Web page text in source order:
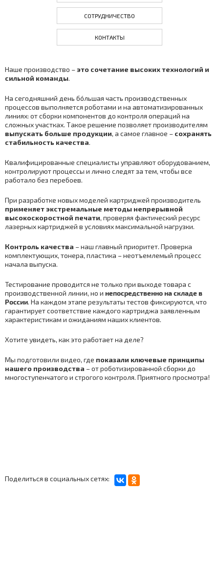
СОТРУДНИЧЕСТВО
КОНТАКТЫ
Наше производство –это сочетание высоких технологий и
сильной команды.
На сегодняшний день бо́льшая часть производственных
процессов выполняется роботами и на автоматизированных
линиях: от сборки компонентов до контроля операций на
сложных участках. Такое решение позволяет производителям
выпускать больше продукции, а самое главное – сохранять
стабильность качества.
Квалифицированные специалисты управляют оборудованием,
контролируют процессы и лично следят за тем, чтобы все
работало без перебоев.
При разработке новых моделей картриджей производитель
применяет экстремальные методы непрерывной
высокоскоростной печати, проверяя фактический ресурс
лазерных картриджей в условиях максимальной нагрузки.
Контроль качества – наш главный приоритет. Проверка
комплектующих, тонера, пластика – неотъемлемый процесс
начала выпуска.
Тестирование проводится не только при выходе товара с
производственной линии, но и непосредственно на складе в
России. На каждом этапе результаты тестов фиксируются, что
гарантирует соответствие каждого картриджа заявленным
характеристикам и ожиданиям наших клиентов.
Хотите увидеть, как это работает на деле?
Мы подготовили видео, где показали ключевые принципы
нашего производства – от роботизированной сборки до
многоступенчатого и строгого контроля. Приятного просмотра!
Поделиться в социальных сетях: